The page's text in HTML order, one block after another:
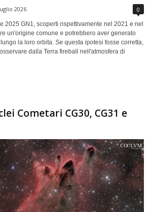
2026 0
2025 GN1, scoperti rispettivamente nel 2021 e nel
un'origine comune e potrebbero aver generato
la loro orbita. Se questa ipotesi fosse corretta,
dalla Terra fireball nell'atmosfera di
Cometari CG30, CG31 e